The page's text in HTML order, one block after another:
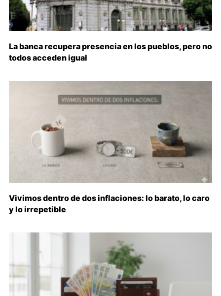
La banca recupera presencia en los pueblos, pero no
todos acceden igual
Vivimos dentro de dos inflaciones: lo barato, lo caro
y lo irrepetible